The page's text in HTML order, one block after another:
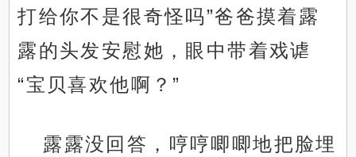
打给你不是很奇怪吗”爸爸摸着露
露的头发安慰她，眼中带着戏谑
“宝贝喜欢他啊？”
露露没回答，哼哼唧唧地把脸埋